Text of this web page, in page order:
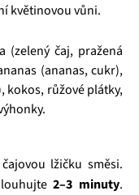
květinovou vůni.
(zelený čaj, pražená
(ananas, cukr),
kokos, růžové plátky,
lžičku směsi.
2–3 minuty.